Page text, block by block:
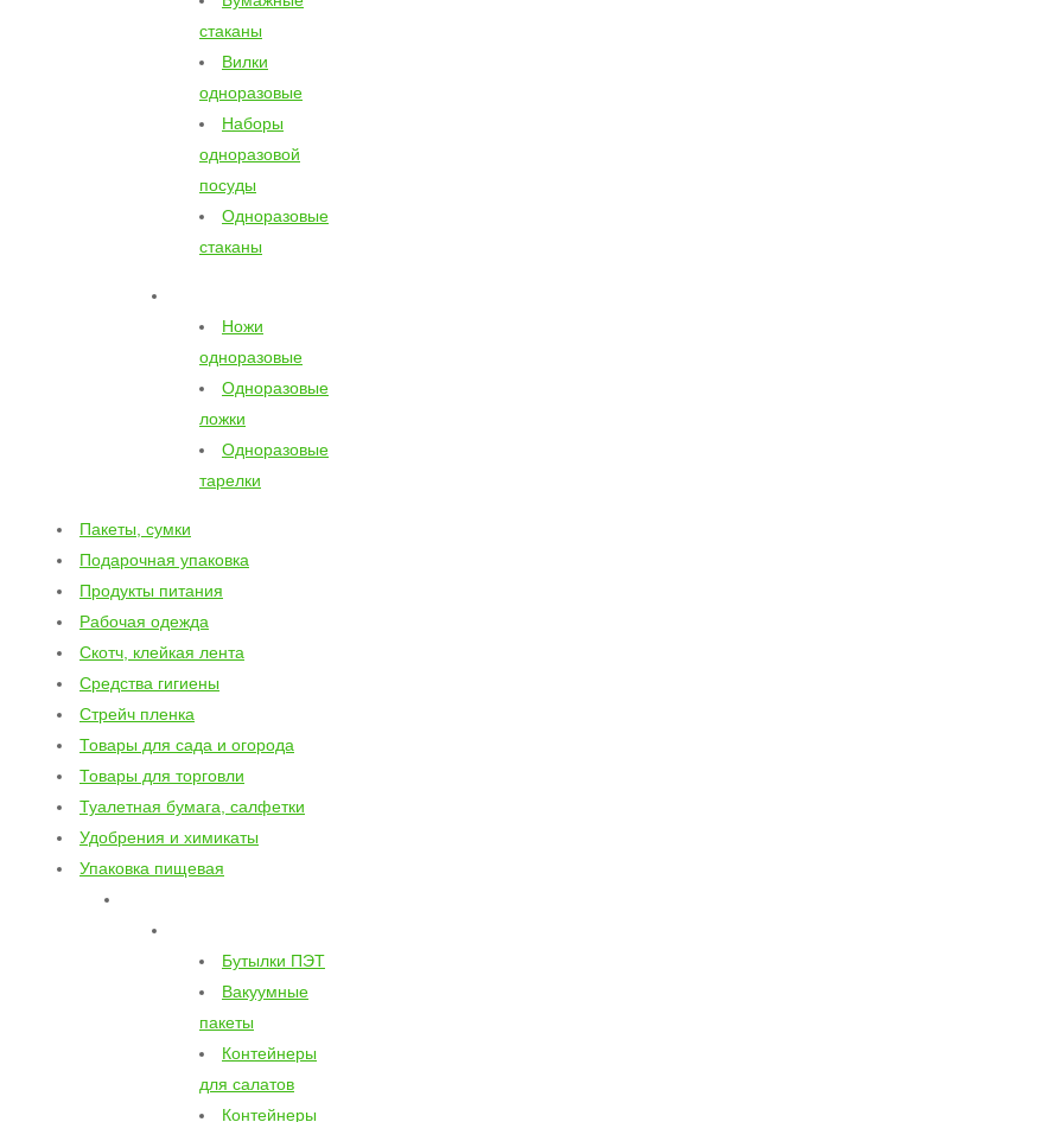
стаканы
Вилки
одноразовые
Наборы
одноразовой
посуды
Одноразовые
стаканы
Ножи
одноразовые
Одноразовые
ложки
Одноразовые
тарелки
Пакеты, сумки
Подарочная упаковка
Продукты питания
Рабочая одежда
Скотч, клейкая лента
Средства гигиены
Стрейч пленка
Товары для сада и огорода
Товары для торговли
Туалетная бумага, салфетки
Удобрения и химикаты
Упаковка пищевая
Бутылки ПЭТ
Вакуумные
пакеты
Контейнеры
для салатов
Контейнеры